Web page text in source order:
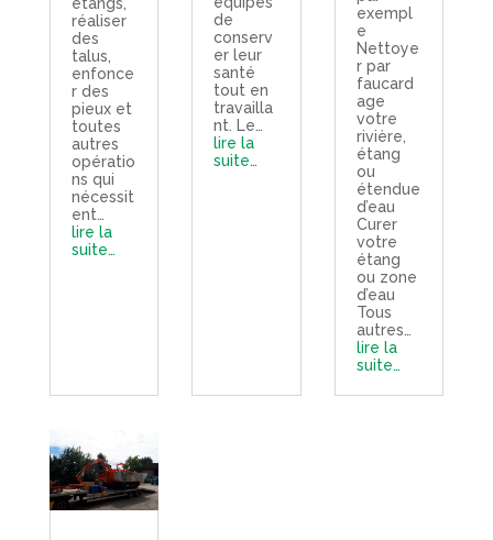
réaliser
des
talus,
enfonce
r des
pieux et
toutes
autres
opératio
ns qui
nécessit
ent…
lire la
suite…
de
conserv
er leur
santé
tout en
travailla
nt. Le…
lire la
suite…
exempl
e
Nettoye
r par
faucard
age
votre
rivière,
étang
ou
étendue
d’eau
Curer
votre
étang
ou zone
d’eau
Tous
autres…
lire la
suite…